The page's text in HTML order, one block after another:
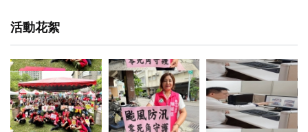
活動花絮